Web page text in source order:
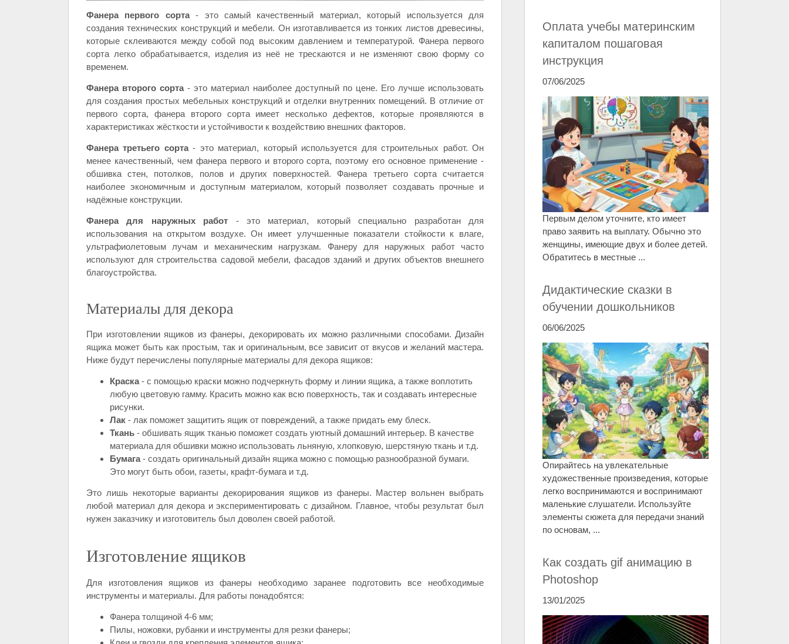
Фанера первого сорта- это самый качественный материал, который используется для
создания технических конструкций и мебели. Он изготавливается из тонких листов древесины,
которые склеиваются между собой под высоким давлением и температурой. Фанера первого
сорта легко обрабатывается, изделия из неё не трескаются и не изменяют свою форму со
временем.
Фанера второго сорта- это материал наиболее доступный по цене. Его лучше использовать
для создания простых мебельных конструкций и отделки внутренних помещений. В отличие от
первого сорта, фанера второго сорта имеет несколько дефектов, которые проявляются в
характеристиках жёсткости и устойчивости к воздействию внешних факторов.
Фанера третьего сорта- это материал, который используется для строительных работ. Он
менее качественный, чем фанера первого и второго сорта, поэтому его основное применение -
обшивка стен, потолков, полов и других поверхностей. Фанера третьего сорта считается
наиболее экономичным и доступным материалом, который позволяет создавать прочные и
надёжные конструкции.
Фанера для наружных работ - это материал, который специально разработан для
использования на открытом воздухе. Он имеет улучшенные показатели стойкости к влаге,
ультрафиолетовым лучам и механическим нагрузкам. Фанеру для наружных работ часто
используют для строительства садовой мебели, фасадов зданий и других объектов внешнего
благоустройства.
Материалы для декора
При изготовлении ящиков из фанеры, декорировать их можно различными способами. Дизайн
ящика может быть как простым, так и оригинальным, все зависит от вкусов и желаний мастера.
Ниже будут перечислены популярные материалы для декора ящиков:
Краска- с помощью краски можно подчеркнуть форму и линии ящика, а также воплотить
любую цветовую гамму. Красить можно как всю поверхность, так и создавать интересные
рисунки.
Лак - лак поможет защитить ящик от повреждений, а также придать ему блеск.
Ткань - обшивать ящик тканью поможет создать уютный домашний интерьер. В качестве
материала для обшивки можно использовать льняную, хлопковую, шерстяную ткань и т.д.
Бумага- создать оригинальный дизайн ящика можно с помощью разнообразной бумаги.
Это могут быть обои, газеты, крафт-бумага и т.д.
Это лишь некоторые варианты декорирования ящиков из фанеры. Мастер вольнен выбрать
любой материал для декора и экспериментировать с дизайном. Главное, чтобы результат был
нужен заказчику и изготовитель был доволен своей работой.
Изготовление ящиков
Для изготовления ящиков из фанеры необходимо заранее подготовить все необходимые
инструменты и материалы. Для работы понадобятся:
Фанера толщиной 4-6 мм;
Пилы, ножовки, рубанки и инструменты для резки фанеры;
Оплата учебы материнским
капиталом пошаговая
инструкция
07/06/2025
Первым делом уточните, кто имеет
право заявить на выплату. Обычно это
женщины, имеющие двух и более детей.
Обратитесь в местные ...
Дидактические сказки в
обучении дошкольников
06/06/2025
Опирайтесь на увлекательные
художественные произведения, которые
легко воспринимаются и воспринимают
маленькие слушатели. Используйте
элементы сюжета для передачи знаний
по основам, ...
Как создать gif анимацию в
Photoshop
13/01/2025